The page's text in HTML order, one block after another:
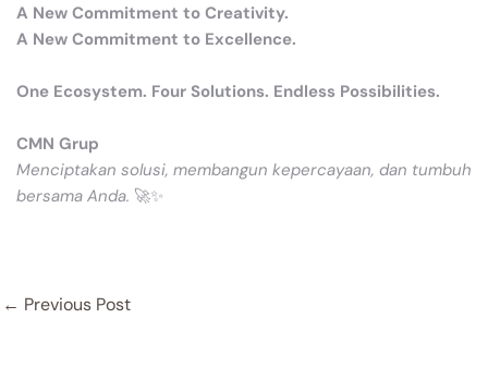
A New Commitment to Creativity.
A New Commitment to Excellence.
One Ecosystem. Four Solutions. Endless Possibilities.
CMN Grup
Menciptakan solusi, membangun kepercayaan, dan tumbuh
bersama Anda. 🚀✨
← Previous Post